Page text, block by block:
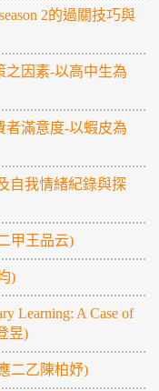
2的過關技巧與
之因素-以高中生為
者滿意度-以蝦皮為
自我情緒紀錄與探
甲王品云)
)
Learning: A Case of
昱)
二乙陳柏妤)